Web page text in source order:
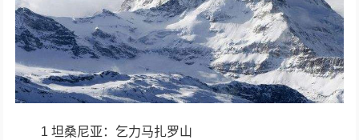
1 坦桑尼亚：乞力马扎罗山